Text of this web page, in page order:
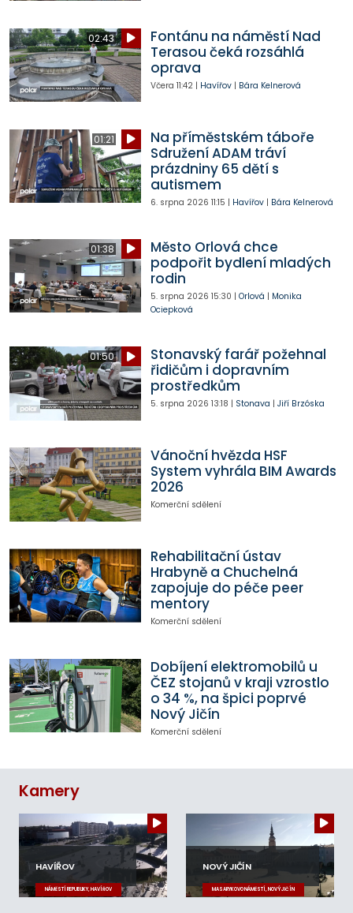
02:43
Fontánu na náměstí Nad
Terasou čeká rozsáhlá
oprava
Včera 11:42| Havířov| Bára Kelnerová
01:21
Na příměstském táboře
Sdružení ADAM tráví
prázdniny 65 dětí s
autismem
6. srpna 2026 11:15 | Havířov| Bára Kelnerová
01:38
Město Orlová chce
podpořit bydlení mladých
rodin
5. srpna 2026 15:30 | Orlová | Monika
Ociepková
01:50
Stonavský farář požehnal
řidičům i dopravním
prostředkům
5. srpna 2026 13:18 | Stonava | Jiří Brzóska
Vánoční hvězda HSF
System vyhrála BIM Awards
2026
Komerční sdělení
Rehabilitační ústav
Hrabyně a Chuchelná
zapojuje do péče peer
mentory
Komerční sdělení
Dobíjení elektromobilů u
ČEZ stojanů v kraji vzrostlo
o 34 %, na špici poprvé
Nový Jičín
Komerční sdělení
Kamery
HAVÍŘOV
NÁMĚSTÍ REPUBLIKY, HAVÍŘOV
NOVÝ JIČÍN
MASARYKOVO NÁMĚSTÍ, NOVÝ JIČÍN